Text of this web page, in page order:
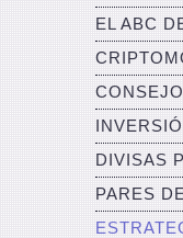
EL ABC
DIVISAS
PARES